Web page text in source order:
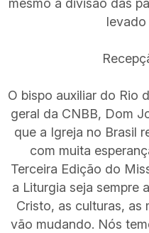
mesmo a divisão das
levado
O bispo auxiliar do Rio
geral da CNBB, Dom
que a Igreja no Brasil
com muita
Terceira Edição do
a Liturgia seja sempre
Cristo, as culturas, as
vão mudando. Nós